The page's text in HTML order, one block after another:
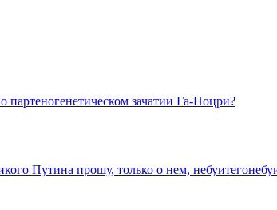
зачатии Га-Ноцри?
Путина прошу, только о нем,